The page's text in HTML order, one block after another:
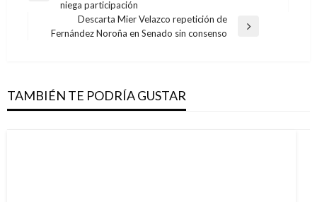
entradas
anterior
niega participación
Entrada
Descarta Mier Velazco repetición de
Fernández Noroña en Senado sin consenso
TAMBIÉN TE PODRÍA GUSTAR